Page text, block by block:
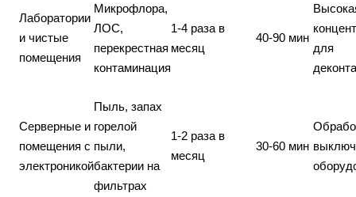
Лаборатории
и чистые
помещения
Микрофлора,
ЛОС,
перекрестная
контаминация
1-4 раза в
месяц
40-90 мин
для
Серверные и
помещения с
электроникой
Пыль, запах
горелой
пыли,
бактерии на
фильтрах
1-2 раза в
месяц
30-60 мин